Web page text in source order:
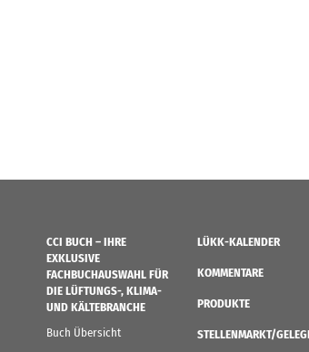
CCI BUCH – IHRE
EXKLUSIVE
FACHBUCHAUSWAHL FÜR
DIE LÜFTUNGS-, KLIMA-
UND KÄLTEBRANCHE
Buch Übersicht
LÜKK-KALENDER
KOMMENTARE
PRODUKTE
STELLENMARKT/